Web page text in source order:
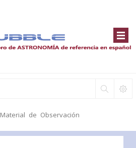
Material de Observación